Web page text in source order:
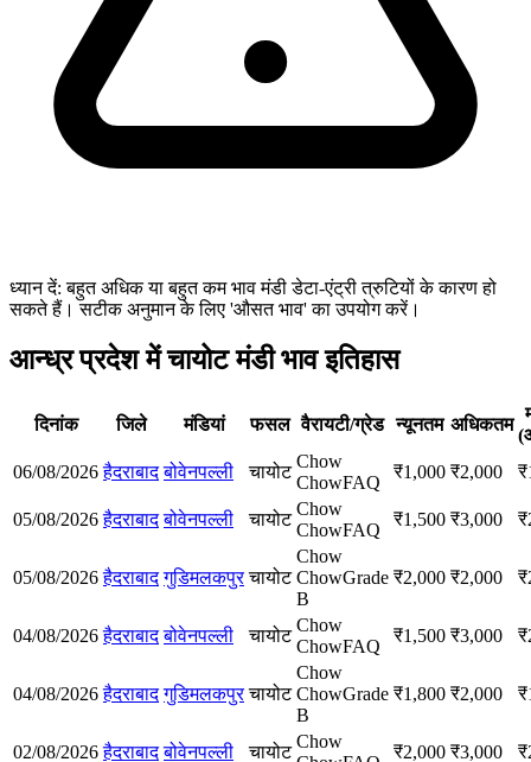
ध्यान दें: बहुत अधिक या बहुत कम भाव मंडी डेटा-एंट्री त्रुटियों के कारण हो
सकते हैं। सटीक अनुमान के लिए 'औसत भाव' का उपयोग करें।
आन्ध्र प्रदेश में चायोट मंडी भाव इतिहास
दिनांक जिले मंडियां फसल वैरायटी/ग्रेड न्यूनतम अधिकतम
06/08/2026 हैदराबाद बोवेनपल्ली चायोट
Chow
ChowFAQ
₹1,000 ₹2,000 ₹
05/08/2026 हैदराबाद बोवेनपल्ली चायोट
Chow
ChowFAQ
₹1,500 ₹3,000 ₹
05/08/2026 हैदराबाद गुडिमलकपुर चायोट
Chow
ChowGrade
B
₹2,000 ₹2,000 ₹
04/08/2026 हैदराबाद बोवेनपल्ली चायोट
Chow
ChowFAQ
₹1,500 ₹3,000 ₹
04/08/2026 हैदराबाद गुडिमलकपुर चायोट
Chow
ChowGrade
B
₹1,800 ₹2,000 ₹
02/08/2026 हैदराबाद बोवेनपल्ली चायोट
Chow
₹2,000 ₹3,000 ₹